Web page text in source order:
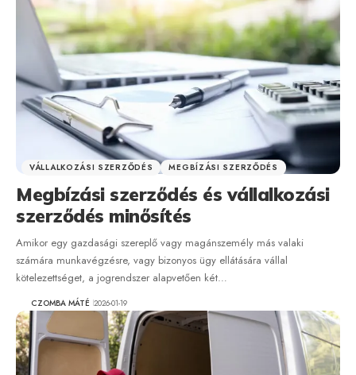
VÁLLALKOZÁSI SZERZŐDÉS MEGBÍZÁSI SZERZŐDÉS
Megbízási szerződés és vállalkozási
szerződés minősítés
Amikor egy gazdasági szereplő vagy magánszemély más valaki
számára munkavégzésre, vagy bizonyos ügy ellátására vállal
kötelezettséget, a jogrendszer alapvetően két…
CZOMBA MÁTÉ 2026-01-19